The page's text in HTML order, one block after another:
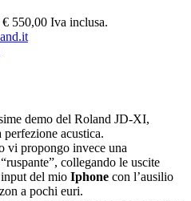
€ 550,00 Iva inclusa.
demo del Roland JD-XI,
acustica.
vi propongo invece una
collegando le uscite
del mio Iphone con l’ausilio
a pochi euri.